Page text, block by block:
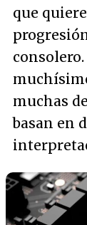
que
muchas
basan en